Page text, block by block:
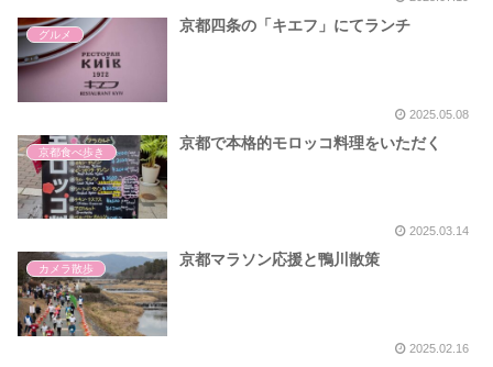
グルメ
京都四条の「キエフ」にてランチ
2025.05.08
京都食べ歩き
京都で本格的モロッコ料理をいただく
2025.03.14
カメラ散歩
京都マラソン応援と鴨川散策
2025.02.16